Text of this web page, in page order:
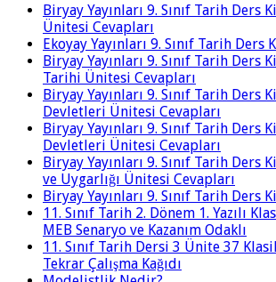
Biryay Yayınları 9. Sınıf Tarih Ders
Ünitesi Cevapları
Ekoyay Yayınları 9. Sınıf Tarih Ders
Biryay Yayınları 9. Sınıf Tarih Ders
Tarihi Ünitesi Cevapları
Biryay Yayınları 9. Sınıf Tarih Ders
Devletleri Ünitesi Cevapları
Biryay Yayınları 9. Sınıf Tarih Ders
Devletleri Ünitesi Cevapları
Biryay Yayınları 9. Sınıf Tarih Ders
ve Uygarlığı Ünitesi Cevapları
Biryay Yayınları 9. Sınıf Tarih Ders
11. Sınıf Tarih 2. Dönem 1. Yazılı
MEB Senaryo ve Kazanım Odaklı
11. Sınıf Tarih Dersi 3 Ünite 37
Tekrar Çalışma Kağıdı